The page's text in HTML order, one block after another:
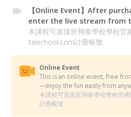
【Online Event】After
enter the live stream from
本課程可直接於翔泰學校學校官
taischool.com註冊帳號
Online Event
This is an online event, free
—enjoy the fun easily from
本課程可直接於翔泰學校學校官
註冊帳號